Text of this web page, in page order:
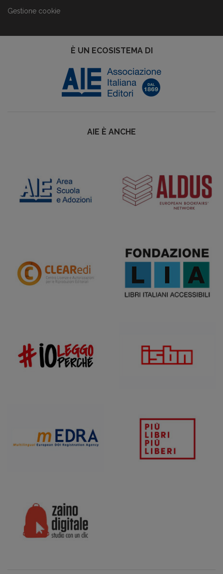
Gestione cookie
È UN ECOSISTEMA DI
AIE È ANCHE